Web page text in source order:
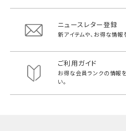
ニュースレター登録
新アイテムや、お得な情報
ご利用ガイド
お得な会員ランクの情報を
い。